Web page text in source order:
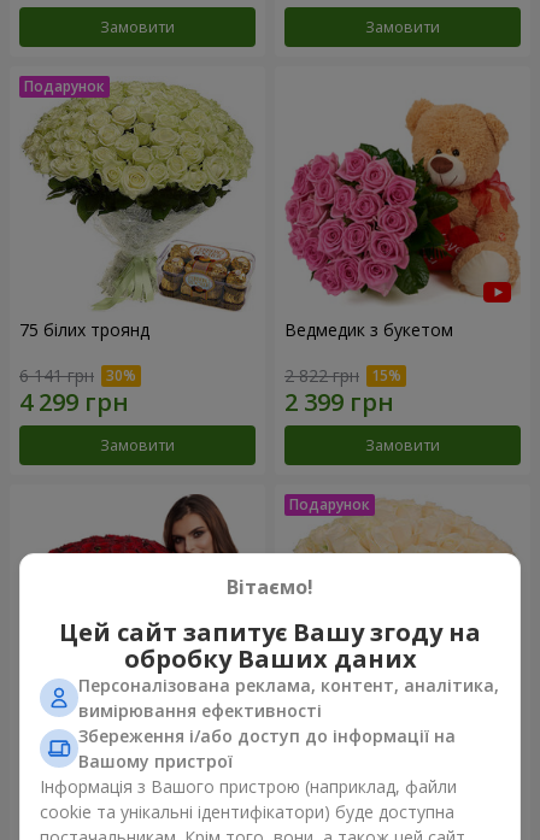
Замовити Замовити
75 білих троянд
6 141 грн
Замовити
Ведмедик з букетом
2 822 грн
Замовити
151 червона троянда
16 653 грн
Букет "Очей чарівність"
3 499 грн
Вітаємо!
Цей сайт запитує Вашу згоду на
обробку Ваших даних
Персоналізована реклама, контент, аналітика,
вимірювання ефективності
Збереження і/або доступ до інформації на
Вашому пристрої
Інформація з Вашого пристрою (наприклад, файли
cookie та унікальні ідентифікатори) буде доступна